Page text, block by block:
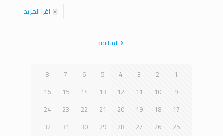
اقرا المزيد
السابقة
1
2
3
4
5
6
7
8
9
10
11
12
13
14
15
16
17
18
19
20
21
22
23
24
25
26
27
28
29
30
31
32